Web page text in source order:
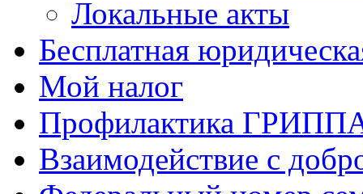
Локальные акты
Бесплатная
Мой налог
Профилактика
Взаимодействие с